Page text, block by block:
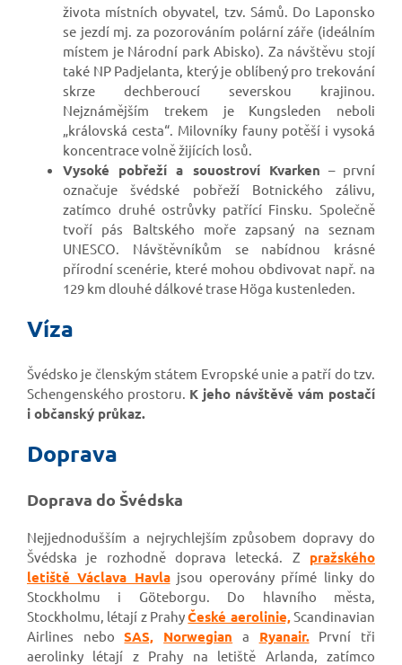
života místních obyvatel, tzv. Sámů. Do Laponsko
se jezdí mj. za pozorováním polární záře (ideálním
místem je Národní park Abisko). Za návštěvu stojí
také NP Padjelanta, který je oblíbený pro trekování
skrze dechberoucí severskou krajinou.
Nejznámějším trekem je Kungsleden neboli
„královská cesta“. Milovníky fauny potěší i vysoká
koncentrace volně žijících losů.
Vysoké pobřeží a souostroví Kvarken – první
označuje švédské pobřeží Botnického zálivu,
zatímco druhé ostrůvky patřící Finsku. Společně
tvoří pás Baltského moře zapsaný na seznam
UNESCO. Návštěvníkům se nabídnou krásné
přírodní scenérie, které mohou obdivovat např. na
129 km dlouhé dálkové trase Höga kustenleden.
Víza
Švédsko je členským státem Evropské unie a patří do tzv.
Schengenského prostoru. K jeho návštěvě vám postačí
i občanský průkaz.
Doprava
Doprava do Švédska
Nejjednodušším a nejrychlejším způsobem dopravy do
Švédska je rozhodně doprava letecká. Z pražského
letiště Václava Havlajsou operovány přímé linky do
Stockholmu i Göteborgu. Do hlavního města,
Stockholmu, létají z PrahyČeské aerolinie,Scandinavian
Airlines neboSAS, Norwegian a Ryanair.První tři
aerolinky létají z Prahy na letiště Arlanda, zatímco